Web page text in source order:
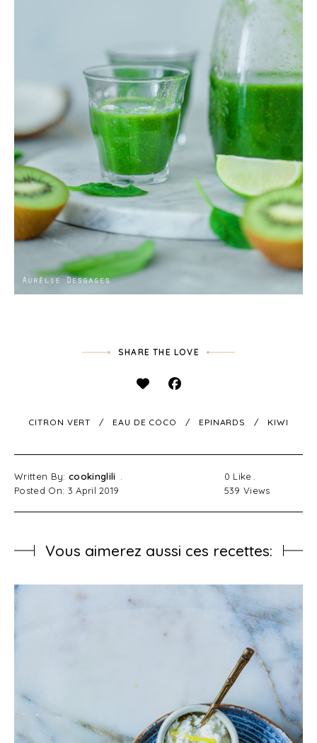
SHARE THE LOVE
CITRON VERT EAU DE COCO EPINARDS KIWI
Written By: cookinglili
Posted On: 3 April 2019
0 Like
539 Views
Vous aimerez aussi ces recettes: